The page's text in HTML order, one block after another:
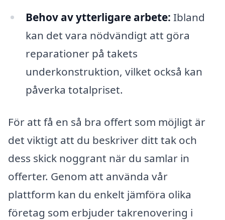
Behov av ytterligare arbete: Ibland
kan det vara nödvändigt att göra
reparationer på takets
underkonstruktion, vilket också kan
påverka totalpriset.
För att få en så bra offert som möjligt är
det viktigt att du beskriver ditt tak och
dess skick noggrant när du samlar in
offerter. Genom att använda vår
plattform kan du enkelt jämföra olika
företag som erbjuder takrenovering i